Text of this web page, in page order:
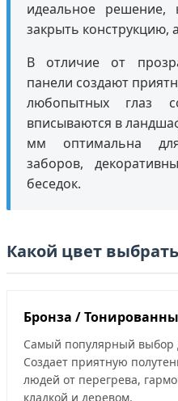
идеальное решение,
закрыть конструкцию,
В отличие от
панели создают
любопытных глаз
вписываются в
мм оптимальна
заборов,
беседок.
Какой цвет
Бронза /
Самый популярный выбор
Создает приятную
людей от перегрева,
кладкой и деревом.